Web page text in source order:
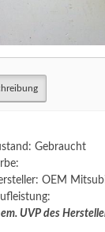
Gebraucht
OEM
UVP des